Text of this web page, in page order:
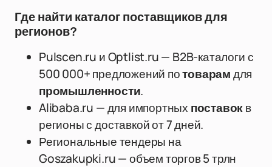
Где найти каталог поставщиков для
регионов?
Pulscen.ru и Optlist.ru — B2B-каталоги с
500 000+ предложений потоварамдля
промышленности.
Alibaba.ru — для импортных поставокв
регионы с доставкой от 7 дней.
Региональные тендеры на
Goszakupki.ru — объем торгов 5 трлн